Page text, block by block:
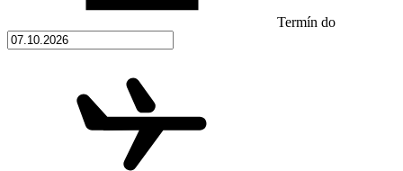
Termín do